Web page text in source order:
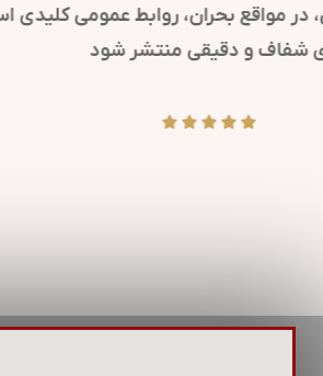
همچنین، در مواقع بحران، روابط
پیام‌های شفاف و دقیقی منتشر شود.